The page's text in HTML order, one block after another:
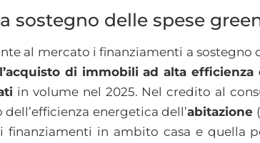
sostegno delle spese
al mercato i finanziamenti a sostegno
di immobili ad alta
in volume nel 2025. Nel credito al
energetica dell’abitazione
in ambito casa e quella